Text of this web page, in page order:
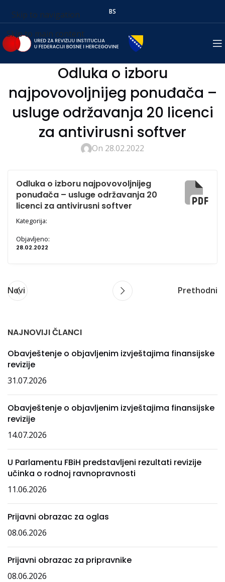
Skip to navigation
Skip to main content
BS
Odluka o izboru
najpovovoljnijeg ponuđača –
usluge održavanja 20 licenci
za antivirusni softver
On 28.02.2022
Odluka o izboru najpovovoljnijeg
ponuđača – usluge održavanja 20
licenci za antivirusni softver
Kategorija:
Objavljeno:
28.02.2022
Novi Prethodni
NAJNOVIJI ČLANCI
Obavještenje o objavljenim izvještajima finansijske
revizije
31.07.2026
Obavještenje o objavljenim izvještajima finansijske
revizije
14.07.2026
U Parlamentu FBiH predstavljeni rezultati revizije
učinka o rodnoj ravnopravnosti
11.06.2026
Prijavni obrazac za oglas
08.06.2026
Prijavni obrazac za pripravnike
08.06.2026